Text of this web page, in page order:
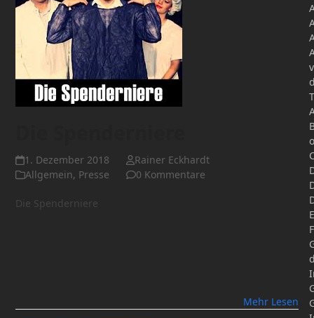
1. Dezember 2018
Rainer Eckhardt
Allgemein, Presse 0 Kommentare
Die Spenderniere
Mehr Lesen